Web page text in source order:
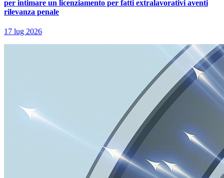
per intimare un licenziamento per fatti extralavorativi aventi
rilevanza penale
17 lug 2026